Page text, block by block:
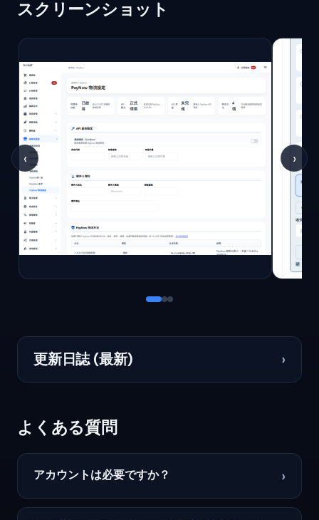
スクリーンショット
‹ ›
更新日誌 (最新) ›
よくある質問
アカウントは必要ですか？ ›